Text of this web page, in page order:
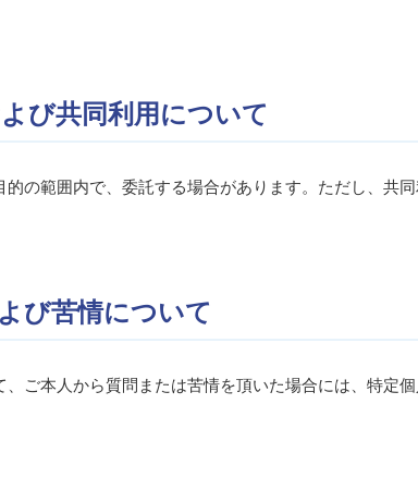
び共同利用について
の範囲内で、委託する場合があります。ただし、共同
び苦情について
ご本人から質問または苦情を頂いた場合には、特定